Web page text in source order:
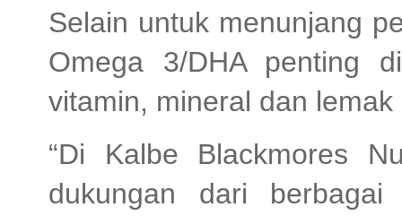
Selain untuk menunjang
Omega 3/DHA penting
vitamin, mineral dan
“Di Kalbe Blackmores
dukungan dari